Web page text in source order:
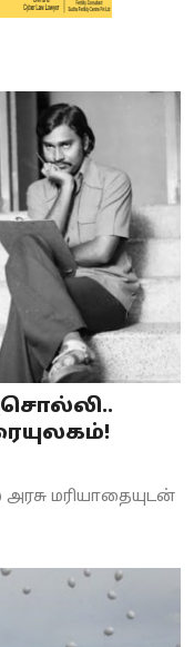
மரியாதையுடன்